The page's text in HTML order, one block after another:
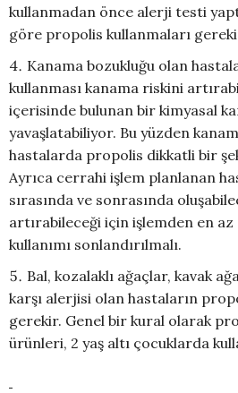
kullanmadan önce alerji testi
göre propolis kullanmaları
Kanama bozukluğu olan
kullanması kanama riskini
içerisinde bulunan bir kimyasal
yavaşlatabiliyor. Bu yüzden
hastalarda propolis dikkatli bir
Ayrıca cerrahi işlem planlanan
sırasında ve sonrasında
artırabileceği için işlemden en
kullanımı sonlandırılmalı.
Bal, kozalaklı ağaçlar, kavak
karşı alerjisi olan hastaların
gerekir. Genel bir kural olarak
ürünleri, 2 yaş altı çocuklarda